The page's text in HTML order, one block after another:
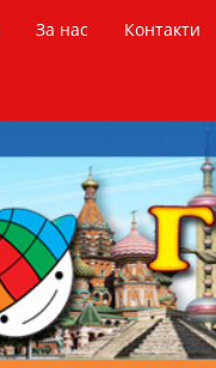
За нас Контакти